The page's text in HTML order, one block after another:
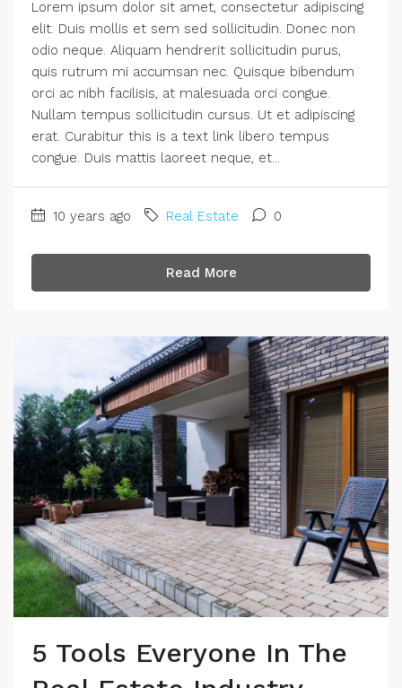
Lorem ipsum dolor sit amet, consectetur adipiscing
elit. Duis mollis et sem sed sollicitudin. Donec non
odio neque. Aliquam hendrerit sollicitudin purus,
quis rutrum mi accumsan nec. Quisque bibendum
orci ac nibh facilisis, at malesuada orci congue.
Nullam tempus sollicitudin cursus. Ut et adipiscing
erat. Curabitur this is a text link libero tempus
congue. Duis mattis laoreet neque, et...
10 years ago Real Estate 0
Read More
5 Tools Everyone In The